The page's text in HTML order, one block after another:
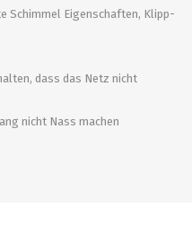
Schimmel Eigenschaften, Klipp-
dass das Netz nicht
nicht Nass machen